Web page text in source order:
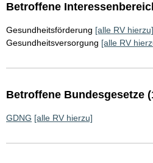
Betroffene
Gesundheitsförderung [alle RV hierzu]
Gesundheitsversorgung [alle RV
Betroffene Bundesgesetze
GDNG [alle RV hierzu]